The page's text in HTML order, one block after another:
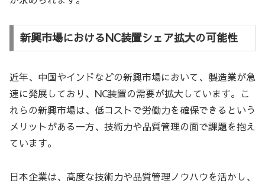
新興市場におけるNC装置シェア拡大の可能性
近年、中国やインドなどの新興市場において、製造業が急
速に発展しており、NC装置の需要が拡大しています。こ
れらの新興市場は、低コストで労働力を確保できるという
メリットがある一方、技術力や品質管理の面で課題を抱え
ています。
日本企業は、高度な技術力や品質管理ノウハウを活かし、